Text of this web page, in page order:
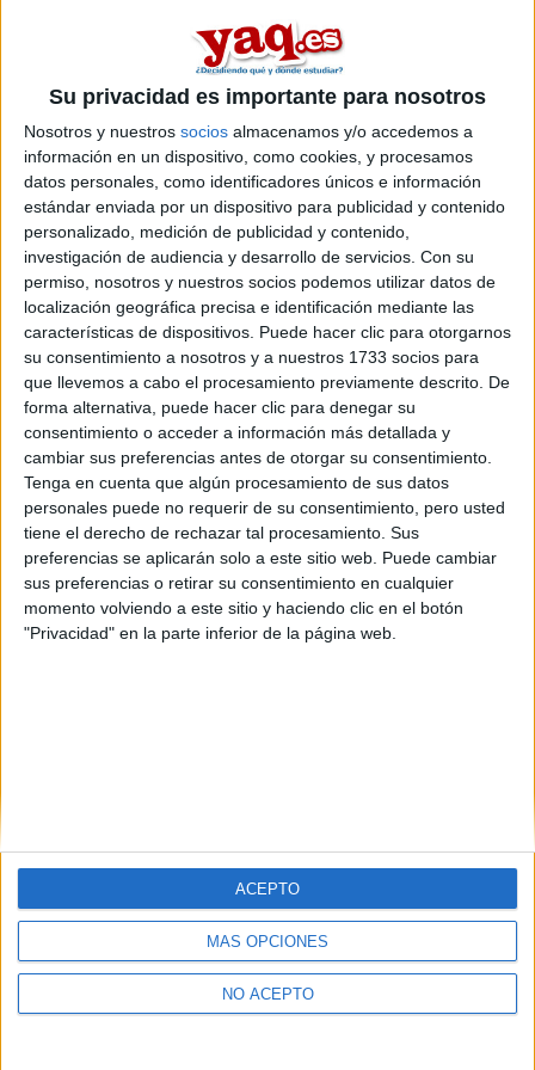
Su privacidad es importante para nosotros
Nosotros y nuestros socios almacenamos y/o accedemos a
información en un dispositivo, como cookies, y procesamos
datos personales, como identificadores únicos e información
estándar enviada por un dispositivo para publicidad y contenido
personalizado, medición de publicidad y contenido,
investigación de audiencia y desarrollo de servicios. Con su
permiso, nosotros y nuestros socios podemos utilizar datos de
localización geográfica precisa e identificación mediante las
características de dispositivos. Puede hacer clic para otorgarnos
su consentimiento a nosotros y a nuestros 1733 socios para
que llevemos a cabo el procesamiento previamente descrito. De
forma alternativa, puede hacer clic para denegar su
consentimiento o acceder a información más detallada y
cambiar sus preferencias antes de otorgar su consentimiento.
Tenga en cuenta que algún procesamiento de sus datos
personales puede no requerir de su consentimiento, pero usted
tiene el derecho de rechazar tal procesamiento. Sus
preferencias se aplicarán solo a este sitio web. Puede cambiar
sus preferencias o retirar su consentimiento en cualquier
momento volviendo a este sitio y haciendo clic en el botón
"Privacidad" en la parte inferior de la página web.
MÁS OPCIONES
NO ACEPTO
ACEPTO
saber mas cosas sobre ella,alguien que estudie o este
informado de esta carrera me puede dar consejos?
Inicio
Etiquetas: La universidad - un mundo Estadística
Estudios nombrados en este post
Quiénes somos|Contactar|
Aviso legal|Politica de privacidad|Condiciones generales|Política
de cookies
© 2003-2026Compás Mediterráneo S.L.- Diego de León 47 - 28006